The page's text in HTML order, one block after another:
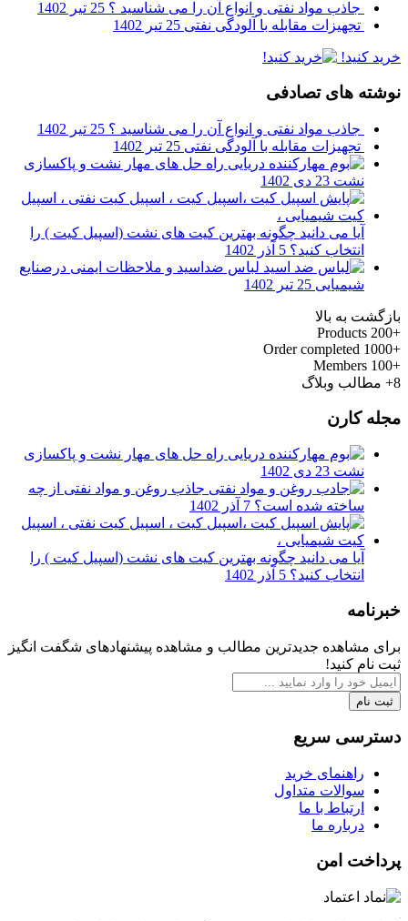
جاذب مواد نفتی و انواع آن را می شناسید ؟ 25 تیر 1402
تجهیزات مقابله با آلودگی نفتی 25 تیر 1402
خرید کنید!
نوشته های تصادفی
جاذب مواد نفتی و انواع آن را می شناسید ؟ 25 تیر 1402
تجهیزات مقابله با آلودگی نفتی 25 تیر 1402
راه حل های مهار نشت و پاکسازی
نشت 23 دی 1402
آیا می دانید چگونه بهترین کیت های نشت (اسپیل کیت ) را
انتخاب کنید؟ 5 آذر 1402
لباس ضداسید و ملاحظات ایمنی درصنایع
شیمیایی 25 تیر 1402
بازگشت به بالا
+200
Products
+1000
Order completed
+100
Members
8+
مطالب وبلاگ
مجله کارن
راه حل های مهار نشت و پاکسازی
نشت 23 دی 1402
جاذب روغن و مواد نفتی از چه
ساخته شده است؟ 7 آذر 1402
آیا می دانید چگونه بهترین کیت های نشت (اسپیل کیت ) را
انتخاب کنید؟ 5 آذر 1402
خبرنامه
برای مشاهده جدیدترین مطالب و مشاهده پیشنهادهای شگفت انگیز
ثبت نام کنید!
ثبت نام
دسترسی سریع
راهنمای خرید
سوالات متداول
ارتباط با ما
درباره ما
پرداخت امن